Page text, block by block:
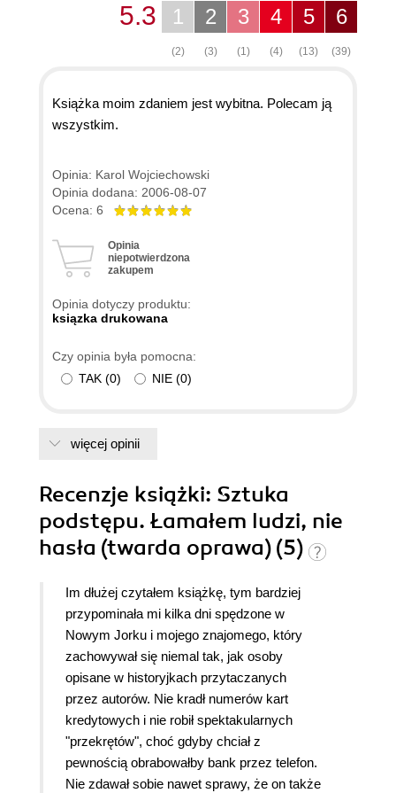
6
(39)
5
(13)
4
(4)
3
(1)
2
(3)
1
(2)
5.3
Książka moim zdaniem jest wybitna. Polecam ją
wszystkim.
Opinia: Karol Wojciechowski
Opinia dodana: 2006-08-07
Ocena: 6
Opinia
niepotwierdzona
zakupem
Opinia dotyczy produktu:
ksiązka drukowana
Czy opinia była pomocna:
TAK (0) NIE (0)
więcej opinii
Recenzje książki: Sztuka
podstępu. Łamałem ludzi, nie
hasła (twarda oprawa) (5)
Im dłużej czytałem książkę, tym bardziej
przypominała mi kilka dni spędzone w
Nowym Jorku i mojego znajomego, który
zachowywał się niemal tak, jak osoby
opisane w historyjkach przytaczanych
przez autorów. Nie kradł numerów kart
kredytowych i nie robił spektakularnych
"przekrętów", choć gdyby chciał z
pewnością obrabowałby bank przez telefon.
Nie zdawał sobie nawet sprawy, że on także